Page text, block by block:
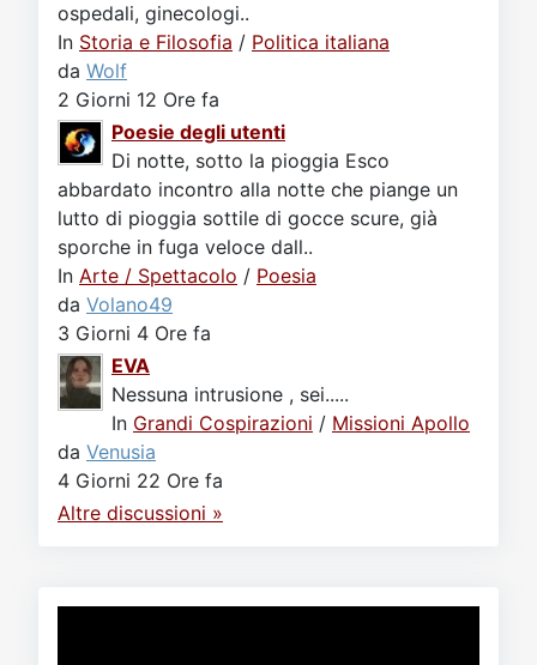
ospedali, ginecologi..
In Storia e Filosofia / Politica italiana
da Wolf
2 Giorni 12 Ore fa
Poesie degli utenti
Di notte, sotto la pioggia Esco
abbardato incontro alla notte che piange un
lutto di pioggia sottile di gocce scure, già
sporche in fuga veloce dall..
In Arte / Spettacolo / Poesia
da Volano49
3 Giorni 4 Ore fa
EVA
Nessuna intrusione , sei.....
In Grandi Cospirazioni / Missioni Apollo
da Venusia
4 Giorni 22 Ore fa
Altre discussioni »